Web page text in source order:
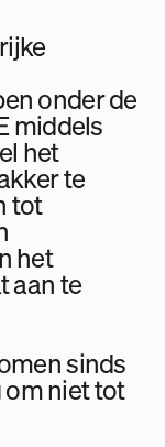
onder de
middels
het
te
tot
het
aan te
sinds
om niet tot